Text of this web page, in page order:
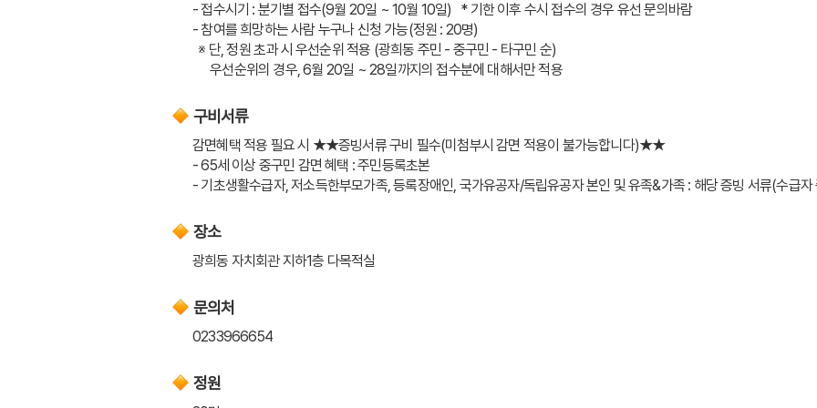
- 접수시기 : 분기별 접수(9월 20일 ~ 10월 10일)   * 기한 이후 수시 접수의 경우 유선 문의바람
- 참여를 희망하는 사람 누구나 신청 가능(정원 : 20명)
  ※ 단, 정원 초과 시 우선순위 적용 (광희동 주민 - 중구민 - 타구민 순)
      우선순위의 경우, 6월 20일 ~ 28일까지의 접수분에 대해서만 적용
구비서류
감면혜택 적용 필요 시 ★★증빙서류 구비 필수(미첨부시 감면 적용이 불가능합니다)★★
- 65세 이상 중구민 감면 혜택 : 주민등록초본
- 기초생활수급자, 저소득한부모가족, 등록장애인, 국가유공자/독립유공자 본인 및 유족&가족 : 해당 증빙 서류(수급
장소
광희동 자치회관 지하1층 다목적실
문의처
0233966654
정원